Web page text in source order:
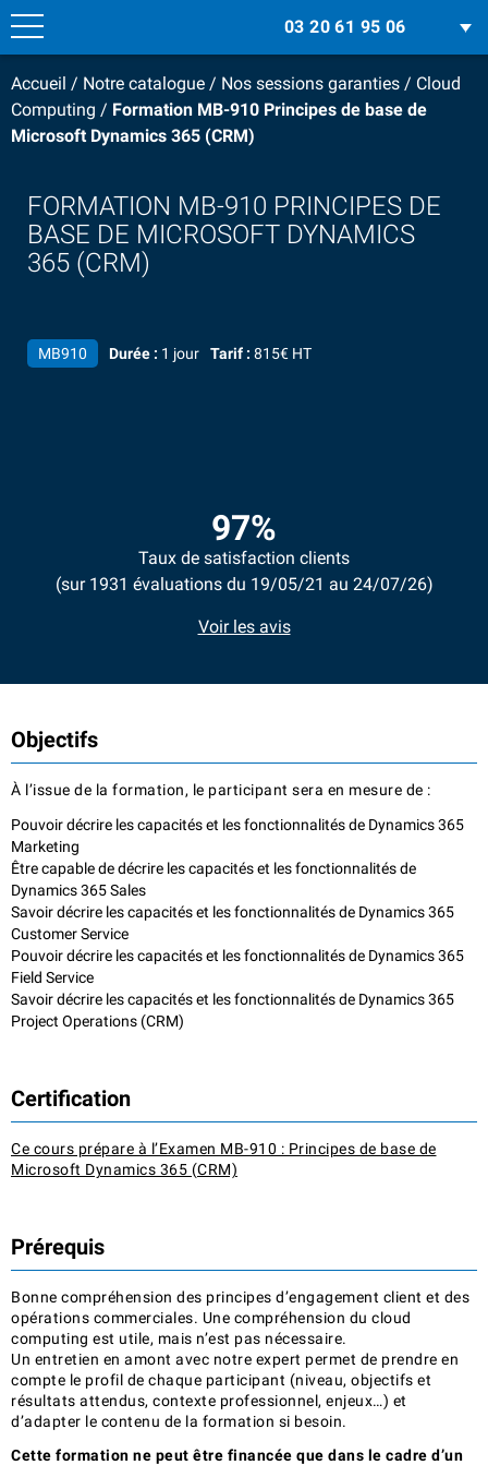
03 20 61 95 06
Accueil / Notre catalogue / Nos sessions garanties / Cloud
Computing / Formation MB-910 Principes de base de
Microsoft Dynamics 365 (CRM)
FORMATION MB-910 PRINCIPES DE
BASE DE MICROSOFT DYNAMICS
365 (CRM)
MB910 Durée : 1 jour Tarif : 815€ HT
97%
Taux de satisfaction clients
(sur 1931 évaluations du 19/05/21 au 24/07/26)
Voir les avis
Objectifs
À l’issue de la formation, le participant sera en mesure de :
Pouvoir décrire les capacités et les fonctionnalités de Dynamics 365
Marketing
Être capable de décrire les capacités et les fonctionnalités de
Dynamics 365 Sales
Savoir décrire les capacités et les fonctionnalités de Dynamics 365
Customer Service
Pouvoir décrire les capacités et les fonctionnalités de Dynamics 365
Field Service
Savoir décrire les capacités et les fonctionnalités de Dynamics 365
Project Operations (CRM)
Certification
Ce cours prépare à l’Examen MB-910 : Principes de base de
Microsoft Dynamics 365 (CRM)
Prérequis
Bonne compréhension des principes d’engagement client et des
opérations commerciales. Une compréhension du cloud
computing est utile, mais n’est pas nécessaire.
Un entretien en amont avec notre expert permet de prendre en
compte le profil de chaque participant (niveau, objectifs et
résultats attendus, contexte professionnel, enjeux…) et
d’adapter le contenu de la formation si besoin.
Cette formation ne peut être financée que dans le cadre d’un